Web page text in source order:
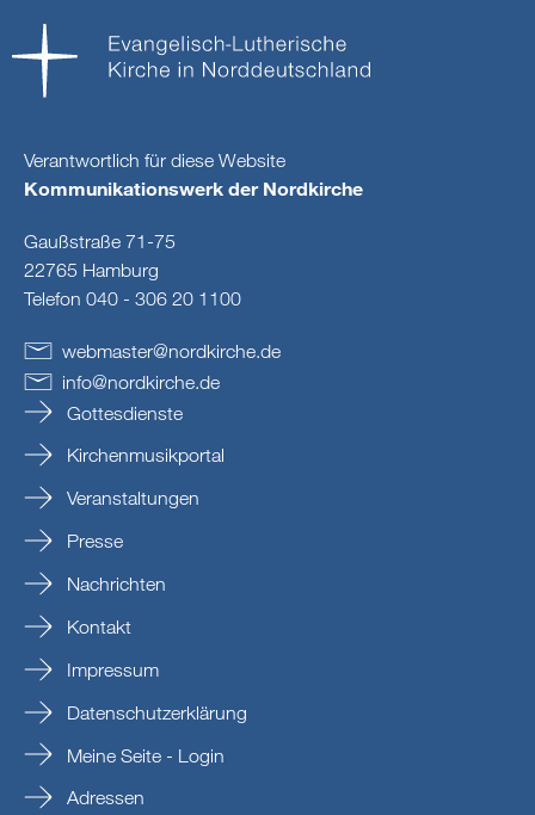
Verantwortlich für diese Website
Kommunikationswerk der Nordkirche
Gaußstraße 71-75
22765 Hamburg
Telefon 040 - 306 20 1100
webmaster@nordkirche.de
info@nordkirche.de
Gottesdienste
Kirchenmusikportal
Veranstaltungen
Presse
Nachrichten
Kontakt
Impressum
Datenschutzerklärung
Meine Seite - Login
Adressen